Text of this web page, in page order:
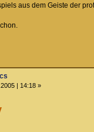
aus dem Geiste der
| 14:18 »